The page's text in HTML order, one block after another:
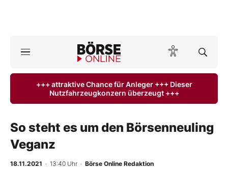
ktuelle Ausgabe BÖRSE ONLINE lesen
Finanz-Check
+++ attraktive Chance für Anleger +++ Dieser
Nutzfahrzeugkonzern überzeugt +++
So steht es um den Börsenneuling
Veganz
18.11.2021 · 13:40 Uhr · Börse Online Redaktion